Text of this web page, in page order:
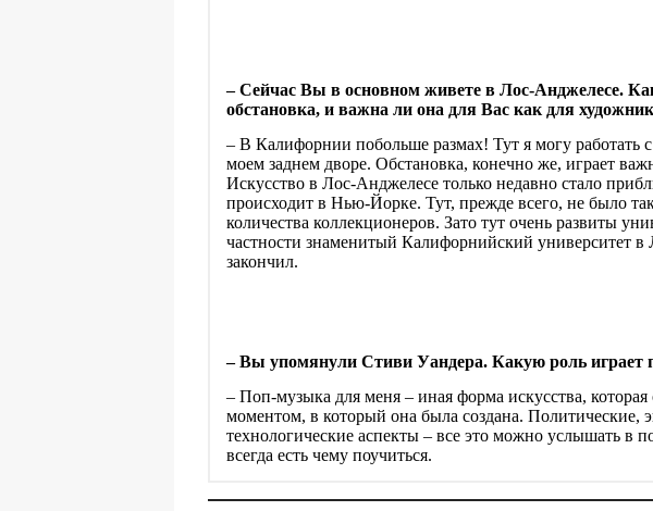
–Сейчас Вы в основном живете в Лос-Анджелесе.
обстановка, и важна ли она для Вас как для
– В Калифорнии побольше размах! Тут я могу работать
моем заднем дворе. Обстановка, конечно же, играет
Искусство в Лос-Анджелесе только недавно стало
происходит в Нью-Йорке. Тут, прежде всего, не было
количества коллекционеров. Зато тут очень развиты
частности знаменитый Калифорнийский университет
закончил.
–Вы упомянули Стиви Уандера. Какую роль играет
– Поп-музыка для меня – иная форма искусства, которая
моментом, в который она была создана. Политические,
технологические аспекты – все это можно услышать в
всегда есть чему поучиться.